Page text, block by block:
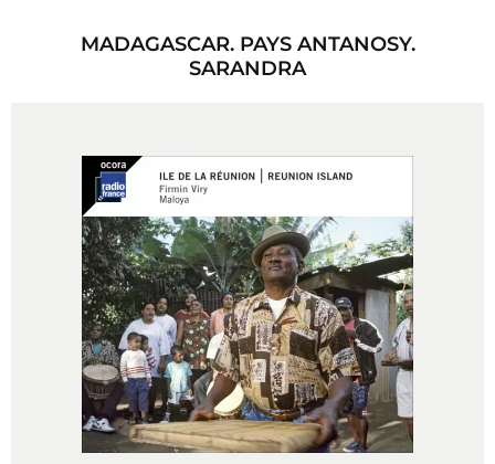
MADAGASCAR. PAYS ANTANOSY.
SARANDRA